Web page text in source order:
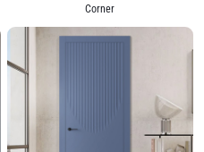
Corner